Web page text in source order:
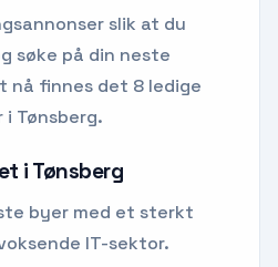
slik at du
søke på din neste
nå finnes det 8 ledige
Tønsberg.
i Tønsberg
byer med et sterkt
IT-sektor.